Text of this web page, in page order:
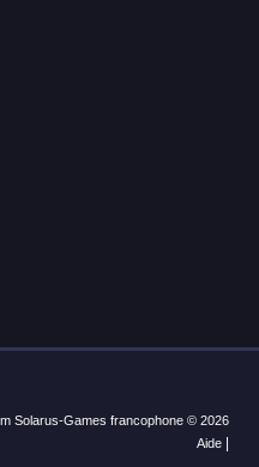
Solarus-Games francophone © 2026
Aide